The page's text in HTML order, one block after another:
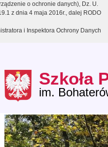
o ochronie danych), Dz. U.
z dnia 4 maja 2016r., dalej RODO
i Inspektora Ochrony Danych
Szkoła
im.